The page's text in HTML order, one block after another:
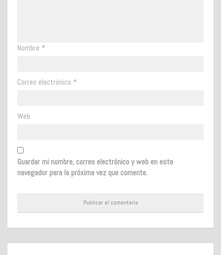
Nombre *
Correo electrónico *
Web
Guardar mi nombre, correo electrónico y web en este
navegador para la próxima vez que comente.